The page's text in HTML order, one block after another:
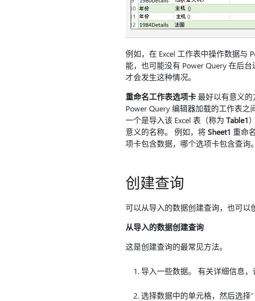
例如，在 Excel 工作表中操作数据与
能，也可能没有 Power Query 在后
才会发生这种情况。
重命名工作表选项卡最好以有意义的
Power Query 编辑器加载的工作表
一个是导入该 Excel 表（称为 Table1
意义的名称。 例如，将 Sheet1 重命
项卡包含数据，哪个选项卡包含查询。
创建查询
可以从导入的数据创建查询，也可以
从导入的数据创建查询
这是创建查询的最常见方法。
导入一些数据。 有关详细信息，
选择数据中的单元格，然后选择“